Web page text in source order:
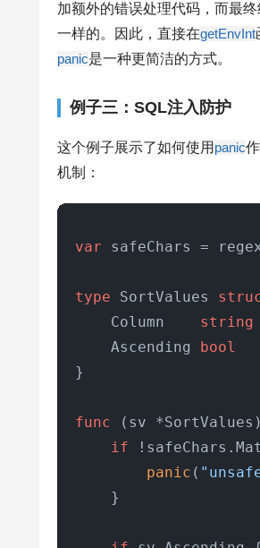
加额外的错误处理代码，而最
一样的。因此，直接在getEnvInt
panic是一种更简洁的方式。
例子三：SQL注入防护
这个例子展示了如何使用 panic
机制：
var safeChars =
type SortValues
    Column
string
    Ascending
bool
}
func (sv *SortValues)
if
panic (
    }